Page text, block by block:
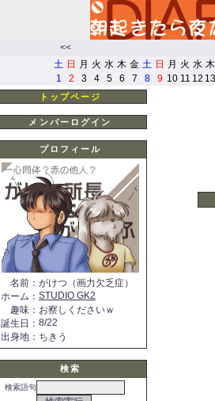
<<
土 日 月 火 水 木 金 土 日 月 火 水 木
1
2 3 4 5 6 7 8 9 10 11 12 13
トップページ
メンバーログイン
プロフィール
名前 ： がけつ（画力欠乏症）
ホーム ： STUDIO GK2
趣味 ： お察しくださいｗ
誕生日 ： 8/22
出身地 ： ちきう
検索
検索語句